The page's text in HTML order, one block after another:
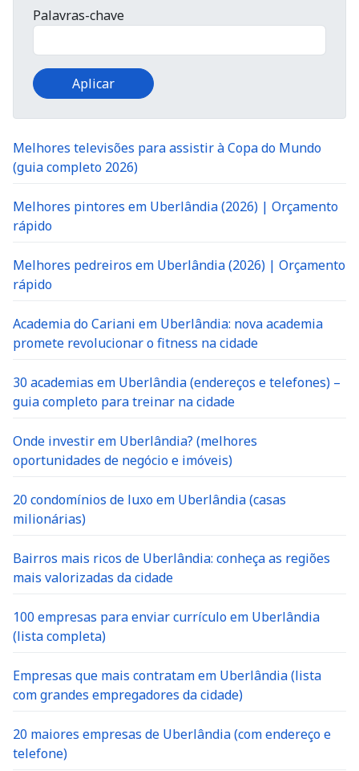
Palavras-chave
Melhores televisões para assistir à Copa do Mundo
(guia completo 2026)
Melhores pintores em Uberlândia (2026) | Orçamento
rápido
Melhores pedreiros em Uberlândia (2026) | Orçamento
rápido
Academia do Cariani em Uberlândia: nova academia
promete revolucionar o fitness na cidade
30 academias em Uberlândia (endereços e telefones) –
guia completo para treinar na cidade
Onde investir em Uberlândia? (melhores
oportunidades de negócio e imóveis)
20 condomínios de luxo em Uberlândia (casas
milionárias)
Bairros mais ricos de Uberlândia: conheça as regiões
mais valorizadas da cidade
100 empresas para enviar currículo em Uberlândia
(lista completa)
Empresas que mais contratam em Uberlândia (lista
com grandes empregadores da cidade)
20 maiores empresas de Uberlândia (com endereço e
telefone)